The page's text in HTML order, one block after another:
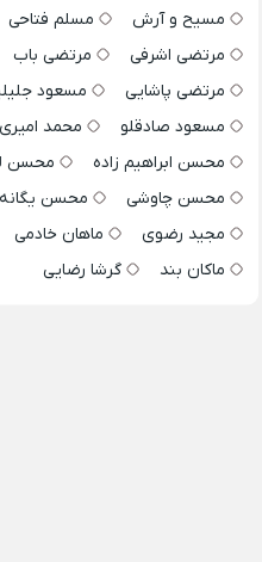
مسیح و آرش
مسلم فتاحی
مرتضی اشرفی
مرتضی باب
مرتضی پاشایی
مسعود
مسعود صادقلو
محمد امیری
محسن ابراهیم زاده
محسن
محسن چاوشی
محسن یگانه
مجید رضوی
ماهان خادمی
ماکان بند
گرشا رضایی